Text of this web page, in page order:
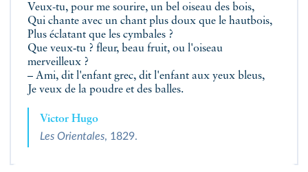
Veux-tu, pour me sourire, un bel oiseau des bois,
Qui chante avec un chant plus doux que le hautbois,
Plus éclatant que les cymbales ?
Que veux‑tu ? fleur, beau fruit, ou l'oiseau
merveilleux ?
– Ami, dit l'enfant grec, dit l'enfant aux yeux bleus,
Je veux de la poudre et des balles.
Victor Hugo
Les Orientales, 1829.